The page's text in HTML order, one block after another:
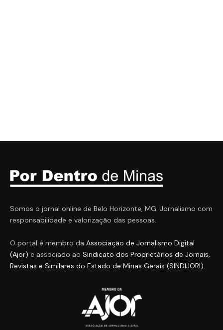
Somos o jornal online de Belo Horizonte, MG. Jornalismo com
responsabilidade e valorização das pessoas.
O portal é membro da Associação de Jornalismo Digital
(Ajor) e associado ao Sindicato dos Proprietários de Jornais,
Revistas e Similares do Estado de Minas Gerais (SINDIJORI).